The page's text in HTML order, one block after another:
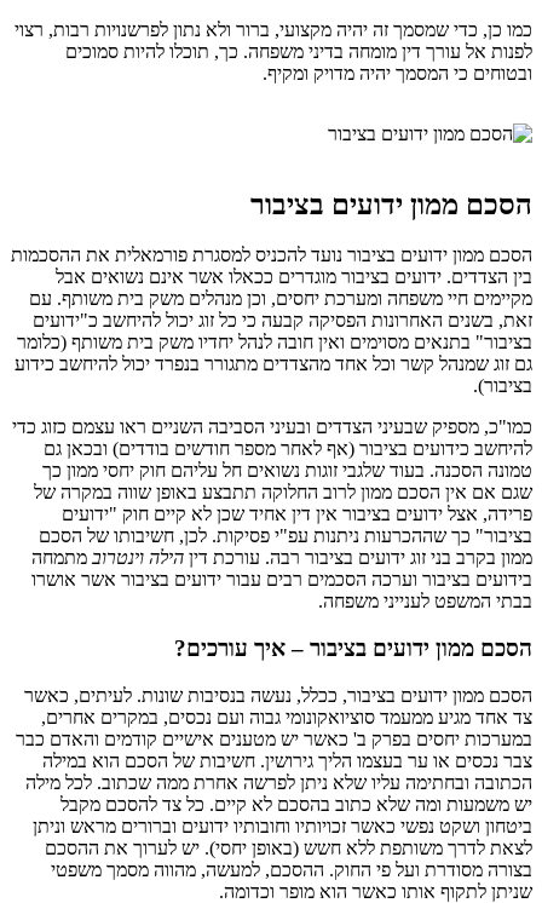
כמו כן, כדי שמסמך זה יהיה מקצועי, ברור ולא נתון לפרשנויות רבות, רצוי
לפנות אל עורך דין מומחה בדיני משפחה. כך, תוכלו להיות סמוכים
ובטוחים כי המסמך יהיה מדויק ומקיף.
הסכם ממון ידועים בציבור
הסכם ממון ידועים בציבור נועד להכניס למסגרת פורמאלית את ההסכמות
בין הצדדים. ידועים בציבור מוגדרים ככאלו אשר אינם נשואים אבל
מקיימים חיי משפחה ומערכת יחסים, וכן מנהלים משק בית משותף. עם
זאת, בשנים האחרונות הפסיקה קבעה כי כל זוג יכול להיחשב כ"ידועים
בציבור" בתנאים מסוימים ואין חובה לנהל יחדיו משק בית משותף (כלומר
גם זוג שמנהל קשר וכל אחד מהצדדים מתגורר בנפרד יכול להיחשב כידוע
בציבור).
כמו"כ, מספיק שבעיני הצדדים ובעיני הסביבה השניים ראו עצמם כזוג כדי
להיחשב כידועים בציבור (אף לאחר מספר חודשים בודדים) ובכאן גם
טמונה הסכנה. בעוד שלגבי זוגות נשואים חל עליהם חוק יחסי ממון כך
שגם אם אין הסכם ממון לרוב החלוקה תתבצע באופן שווה במקרה של
פרידה, אצל ידועים בציבור אין דין אחיד שכן לא קיים חוק "ידועים
בציבור" כך שההכרעות ניתנות עפ"י פסיקות. לכן, חשיבותו של הסכם
ממון בקרב בני זוג ידועים בציבור רבה. עורכת דין הילה וינטרובמתמחה
בידועים בציבור וערכה הסכמים רבים עבור ידועים בציבור אשר אושרו
בבתי המשפט לענייני משפחה.
הסכם ממון ידועים בציבור – איך עורכים?
הסכם ממון ידועים בציבור, ככלל, נעשה בנסיבות שונות. לעיתים, כאשר
צד אחד מגיע ממעמד סוציואקונומי גבוה ועם נכסים, במקרים אחרים,
במערכות יחסים בפרק ב' כאשר יש מטענים אישיים קודמים והאדם כבר
צבר נכסים או ער בעצמו הליך גירושין. חשיבות של הסכם הוא במילה
הכתובה ובחתימה עליו שלא ניתן לפרשה אחרת ממה שכתוב. לכל מילה
יש משמעות ומה שלא כתוב בהסכם לא קיים. כל צד להסכם מקבל
ביטחון ושקט נפשי כאשר זכויותיו וחובותיו ידועים וברורים מראש וניתן
לצאת לדרך משותפת ללא חשש (באופן יחסי). יש לערוך את ההסכם
בצורה מסודרת ועל פי החוק. ההסכם, למעשה, מהווה מסמך משפטי
שניתן לתקוף אותו כאשר הוא מופר וכדומה.